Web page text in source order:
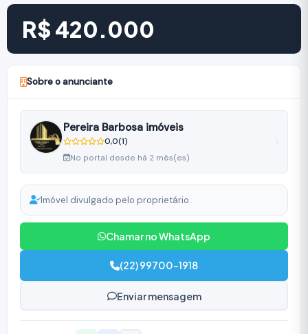
R$ 420.000
Sobre o anunciante
Pereira Barbosa imóveis
0,0(1)
No portal desde há 2 mês(es)
Imóvel divulgado pelo proprietário.
Chamar no WhatsApp
(22) 99700-1918
Enviar mensagem